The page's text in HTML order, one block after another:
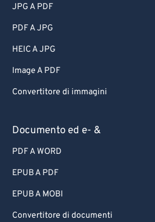
JPG A PDF
PDF A JPG
HEIC A JPG
Image A PDF
Convertitore di immagini
Documento ed e- &
PDF A WORD
EPUB A PDF
EPUB A MOBI
Convertitore di documenti